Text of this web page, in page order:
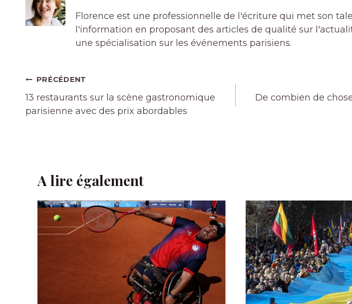
Florence est une professionnelle de l'écriture qui met son
l'information en proposant des articles de qualité sur
une spécialisation sur les événements parisiens.
Navigation
de
l’article
PRÉCÉDENT
13 restaurants sur la scène gastronomique
parisienne avec des prix abordables
De combien de
A lire également